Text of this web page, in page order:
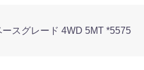
スグレード 4WD 5MT *5575